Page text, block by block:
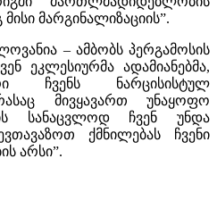
მარგინალიზაციის”.
– ამბობს პერგამოსის
ეკლესიურმა ადამიანებმა,
ჩვენს ნარცისისტულ
მივყავართ უნაყოფო
სანაცვლოდ ჩვენ უნდა
ქმნილებას ჩვენი
არსი”.